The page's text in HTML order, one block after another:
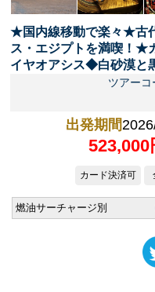
★国内線移動で楽々★古
ス・エジプトを満喫！★
イヤオアシス◆白砂漠と
ツアー
出発期間
523,000
カード決済可
燃油サーチャージ別